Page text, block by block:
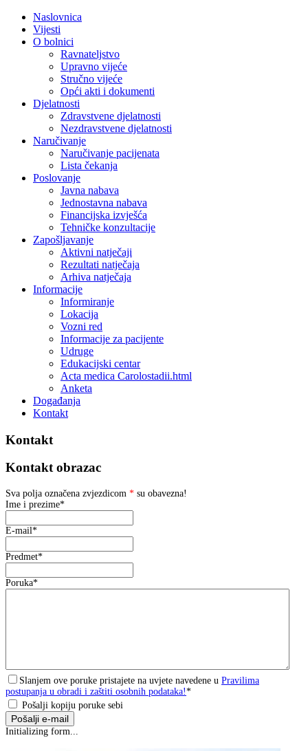
Naslovnica
Vijesti
O bolnici
Ravnateljstvo
Upravno vijeće
Stručno vijeće
Opći akti i dokumenti
Djelatnosti
Zdravstvene djelatnosti
Nezdravstvene djelatnosti
Naručivanje
Naručivanje pacijenata
Lista čekanja
Poslovanje
Javna nabava
Jednostavna nabava
Financijska izvješća
Tehničke konzultacije
Zapošljavanje
Aktivni natječaji
Rezultati natječaja
Arhiva natječaja
Informacije
Informiranje
Lokacija
Vozni red
Informacije za pacijente
Udruge
Edukacijski centar
Acta medica Carolostadii.html
Anketa
Događanja
Kontakt
Kontakt
Kontakt obrazac
Sva polja označena zvjezdicom * su obavezna!
Ime i prezime*
E-mail*
Predmet*
Poruka*
Slanjem ove poruke pristajete na uvjete navedene u Pravilima
postupanja u obradi i zaštiti osobnih podataka!*
Pošalji kopiju poruke sebi
Pošalji e-mail
Initializing form...